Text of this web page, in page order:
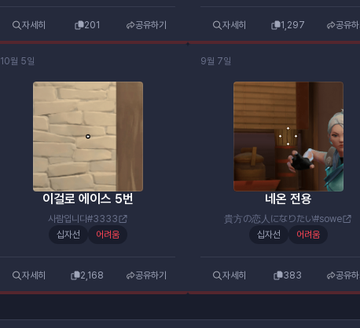
자세히 201 공유하기 자세히 1,297 공유하
10월 5일
이걸로 에이스 5번
사람입니다#3333
십자선
어려움
자세히 2,168 공유하기
9월 7일
네온 전용
貴方の恋人になりたい#sowe
십자선
어려움
자세히 383 공유하